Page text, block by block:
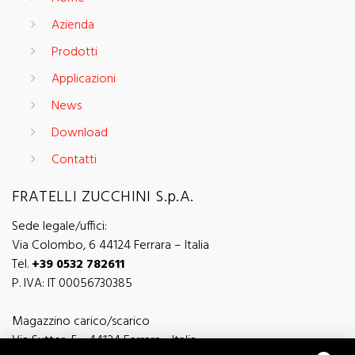
Azienda
Prodotti
Applicazioni
News
Download
Contatti
FRATELLI ZUCCHINI S.p.A.
Sede legale/uffici:
Via Colombo, 6 44124 Ferrara – Italia
Tel.+39 0532 782611
P. IVA: IT 00056730385
Magazzino carico/scarico
Via Sutter, 5 - 44124 Ferrara - Italia